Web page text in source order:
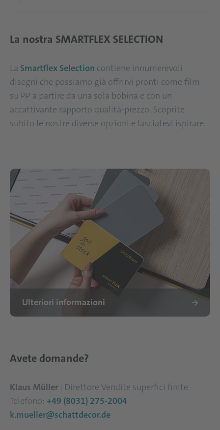
La nostra SMARTFLEX SELECTION
La Smartflex Selection contiene innumerevoli
disegni che possiamo già offrirvi pronti come film
su PP a partire da una sola bobina e con un
accattivante rapporto qualità-prezzo. Scoprite
subito le nostre diverse opzioni e lasciatevi ispirare.
Ulteriori informazioni
Avete domande?
Klaus Müller | Direttore Vendite superfici finite
Telefono: +49 (8031) 275-2004
k.mueller@schattdecor.de